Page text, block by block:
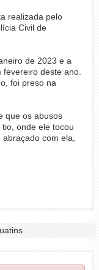
realizada pelo
Civil de
de 2023 e a
deste ano.
foi preso na
que os abusos
onde ele tocou
com ela,